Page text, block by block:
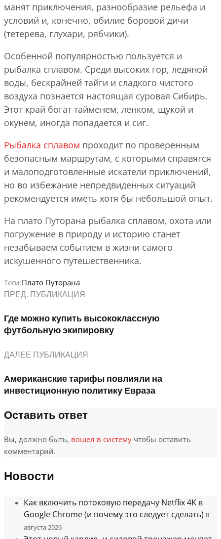
манят приключения, разнообразие рельефа и
условий и, конечно, обилие боровой дичи
(тетерева, глухари, рябчики).
Особенной популярностью пользуется и
рыбалка сплавом. Среди высоких гор, ледяной
воды, бескрайней тайги и сладкого чистого
воздуха познается настоящая суровая Сибирь.
Этот край богат тайменем, ленком, щукой и
окунем, иногда попадается и сиг.
Рыбалка сплавом проходит по проверенным
безопасным маршрутам, с которыми справятся
и малоподготовленные искатели приключений,
но во избежание непредвиденных ситуаций
рекомендуется иметь хотя бы небольшой опыт.
На плато Путорана рыбалка сплавом, охота или
погружение в природу и историю станет
незабываем событием в жизни самого
искушенного путешественника.
Теги:Плато Путорана
ПРЕД. ПУБЛИКАЦИЯ
Где можно купить высококлассную
футбольную экипировку
ДАЛЕЕ ПУБЛИКАЦИЯ
Американские тарифы повлияли на
инвестиционную политику Евраза
Оставить ответ
Вы, должно быть, вошел в систему чтобы оставить
комментарий.
Новости
Как включить потоковую передачу Netflix 4K в
Google Chrome (и почему это следует сделать) 8
августа 2026